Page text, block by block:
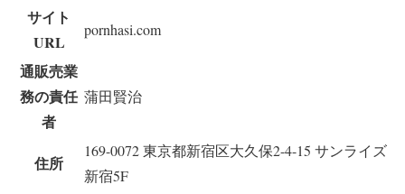
サイト
URL
pornhasi.com
通販売業
務の責任
者
蒲田賢治
住所
169-0072 東京都新宿区大久保2-4-15 サンライズ
新宿5F